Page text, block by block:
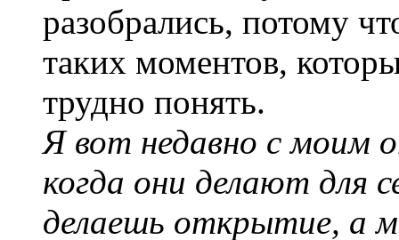
разобрались, потому
таких моментов,
трудно понять.
Я вот недавно с моим
когда они делают для
делаешь открытие, а